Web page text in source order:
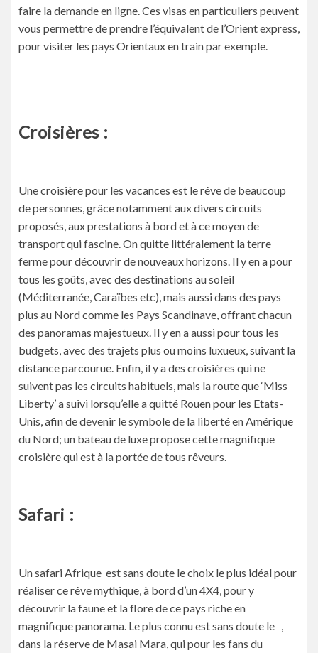
faire la demande en ligne. Ces visas en particuliers peuvent
vous permettre de prendre l’équivalent de l’Orient express,
pour visiter les pays Orientaux en train par exemple.
Croisières :
Une croisière pour les vacances est le rêve de beaucoup
de personnes, grâce notamment aux divers circuits
proposés, aux prestations à bord et à ce moyen de
transport qui fascine. On quitte littéralement la terre
ferme pour découvrir de nouveaux horizons. Il y en a pour
tous les goûts, avec des destinations au soleil
(Méditerranée, Caraïbes etc), mais aussi dans des pays
plus au Nord comme les Pays Scandinave, offrant chacun
des panoramas majestueux. Il y en a aussi pour tous les
budgets, avec des trajets plus ou moins luxueux, suivant la
distance parcourue. Enfin, il y a des croisières qui ne
suivent pas les circuits habituels, mais la route que ‘Miss
Liberty’ a suivi lorsqu’elle a quitté Rouen pour les Etats-
Unis, afin de devenir le symbole de la liberté en Amérique
du Nord; un bateau de luxe propose cette magnifique
croisière qui est à la portée de tous rêveurs.
Safari :
Un safari Afrique est sans doute le choix le plus idéal pour
réaliser ce rêve mythique, à bord d’un 4X4, pour y
découvrir la faune et la flore de ce pays riche en
magnifique panorama. Le plus connu est sans doute le ,
dans la réserve de Masai Mara, qui pour les fans du